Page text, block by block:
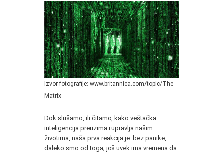
Izvor fotografije: www.britannica.com/topic/The-
Matrix
Dok slušamo, ili čitamo, kako veštačka
inteligencija preuzima i upravlja našim
životima, naša prva reakcija je: bez panike,
daleko smo od toga; još uvek ima vremena da